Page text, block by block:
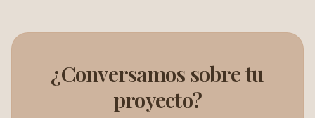
¿Conversamos sobre tu
proyecto?